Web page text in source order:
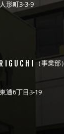
形町3-3-9
（事業部）
通6丁目3-19